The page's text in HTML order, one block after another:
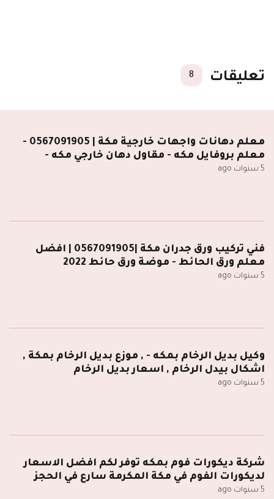
تعليقات 8
معلم دهانات واجهات خارجية مكة | 0567091905 -
معلم بروفايل مكه - مقاول دهان خارجي مكه -
5 سنوات ago
فني تركيب ورق جدران مكة |0567091905 | افضل
معلم ورق الحائط - موضة ورق حائط 2022
5 سنوات ago
وكيل بديل الرخام بمكه - , موزع بديل الرخام بمكة ,
اشكال بيدل الرخام , اسعار بديل الرخام
5 سنوات ago
شركة ديكورات فوم بمكه توفر لكم افضل الاسعار
لديكورات الفوم في مكة المكرمة سارع في الحجز
5 سنوات ago